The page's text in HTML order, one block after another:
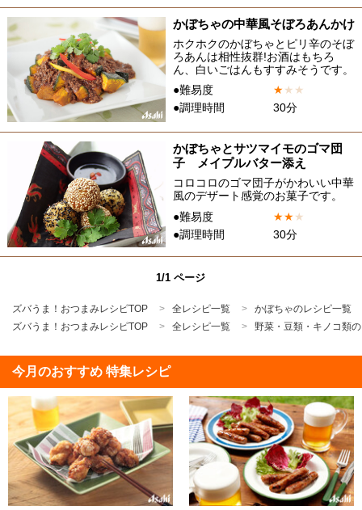
かぼちゃの中華風そぼろあんかけ
ホクホクのかぼちゃとピリ辛のそぼ
ろあんは相性抜群!お酒はもちろ
ん、白いごはんもすすみそうです。
●難易度
★★ ★
●調理時間
30分
かぼちゃとサツマイモのゴマ団
子 メイプルバター添え
コロコロのゴマ団子がかわいい中華
風のデザート感覚のお菓子です。
●難易度
★★★
●調理時間
30分
1/1 ページ
ズバうま！おつまみレシピTOP 全レシピ一覧
かぼちゃのレシピ一覧
ズバうま！おつまみレシピTOP
全レシピ一覧 野菜・豆類・キノコ類
今月のおすすめ 特集レシピ